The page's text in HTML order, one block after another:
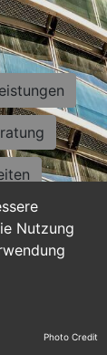
Nutzung
Photo Credit